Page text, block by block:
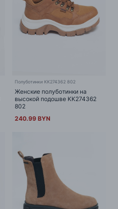
Полуботинки KK274362 802
Женские полуботинки на
высокой подошве KK274362
802
240.99 BYN